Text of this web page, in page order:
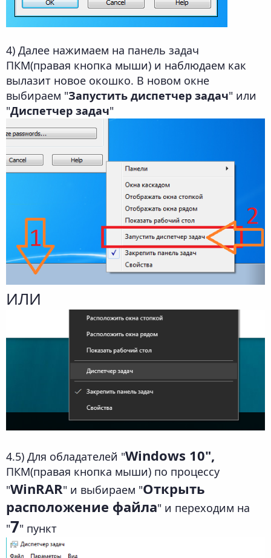
4) Далее нажимаем на панель задач
ПКМ(правая кнопка мыши) и наблюдаем как
вылазит новое окошко. В новом окне
выбираем "Запустить диспетчер задач" или
"Диспетчер задач"
ИЛИ
4.5) Для обладателей "Windows 10",
ПКМ(правая кнопка мыши) по процессу
"WinRAR" и выбираем "Открыть
расположение файла" и переходим на
"7" пункт